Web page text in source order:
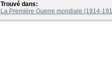
Trouvé dans:
La Première Guerre mondiale (1914-